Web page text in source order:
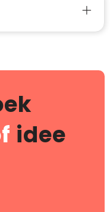
idee